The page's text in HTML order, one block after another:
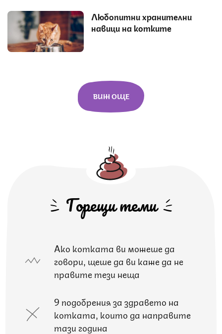
Любопитни хранителни
навици на котките
ВИЖ ОЩЕ
Горещи теми
Ако котката ви можеше да
говори, щеше да ви каже да не
правите тези неща
9 подобрения за здравето на
котката, които да направите
тази година